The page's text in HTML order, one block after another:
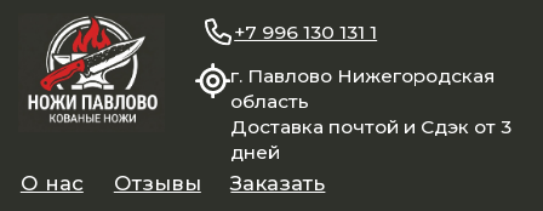
область
Доставка почтой и Сдэк от 3
Поиск
Каталог
Заказать
+7 996 130 131 1